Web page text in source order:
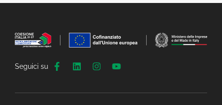
Seguici su